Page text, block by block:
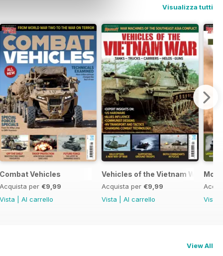
Visualizza tutti
Combat Vehicles
Acquista per €9,99
Vista
Al carrello
Vehicles of the Vietnam War
Acquista per €9,99
Vista
Al carrello
Vista
View All